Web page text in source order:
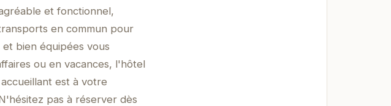
et fonctionnel,
en commun pour
bien équipées vous
ou en vacances, l'hôtel
est à votre
pas à réserver dès